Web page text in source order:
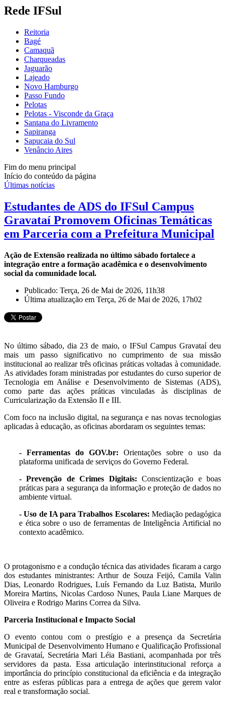
Rede IFSul
Reitoria
Bagé
Camaquã
Charqueadas
Jaguarão
Lajeado
Novo Hamburgo
Passo Fundo
Pelotas
Pelotas - Visconde da Graça
Santana do Livramento
Sapiranga
Sapucaia do Sul
Venâncio Aires
Fim do menu principal
Início do conteúdo da página
Últimas notícias
Estudantes de ADS do IFSul Campus
Gravataí Promovem Oficinas Temáticas
em Parceria com a Prefeitura Municipal
Ação de Extensão realizada no último sábado fortalece a
integração entre a formação acadêmica e o desenvolvimento
social da comunidade local.
Publicado: Terça, 26 de Mai de 2026, 11h38
Última atualização em Terça, 26 de Mai de 2026, 17h02
No último sábado, dia 23 de maio, o IFSul Campus Gravataí deu
mais um passo significativo no cumprimento de sua missão
institucional ao realizar três oficinas práticas voltadas à comunidade.
As atividades foram ministradas por estudantes do curso superior de
Tecnologia em Análise e Desenvolvimento de Sistemas (ADS),
como parte das ações práticas vinculadas às disciplinas de
Curricularização da Extensão II e III.
Com foco na inclusão digital, na segurança e nas novas tecnologias
aplicadas à educação, as oficinas abordaram os seguintes temas:
- Ferramentas do GOV.br: Orientações sobre o uso da
plataforma unificada de serviços do Governo Federal.
- Prevenção de Crimes Digitais: Conscientização e boas
práticas para a segurança da informação e proteção de dados no
ambiente virtual.
- Uso de IA para Trabalhos Escolares: Mediação pedagógica
e ética sobre o uso de ferramentas de Inteligência Artificial no
contexto acadêmico.
O protagonismo e a condução técnica das atividades ficaram a cargo
dos estudantes ministrantes: Arthur de Souza Feijó, Camila Valin
Dias, Leonardo Rodrigues, Luís Fernando da Luz Batista, Murilo
Moreira Martins, Nicolas Cardoso Nunes, Paula Liane Marques de
Oliveira e Rodrigo Marins Correa da Silva.
Parceria Institucional e Impacto Social
O evento contou com o prestígio e a presença da Secretária
Municipal de Desenvolvimento Humano e Qualificação Profissional
de Gravataí, Secretária Mari Léia Bastiani, acompanhada por três
servidores da pasta. Essa articulação interinstitucional reforça a
importância do princípio constitucional da eficiência e da integração
entre as esferas públicas para a entrega de ações que gerem valor
real e transformação social.